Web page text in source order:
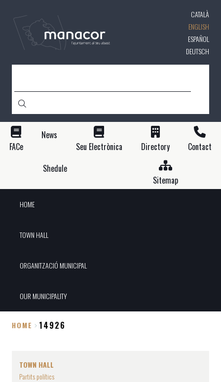
content
CATALÀ
ENGLISH
ESPAÑOL
DEUTSCH
FACe
News
Seu Electrònica
Directory
Contact
Shedule
Sitemap
HOME
TOWN HALL
ORGANITZACIÓ MUNICIPAL
OUR MUNICIPALITY
HOME 14926
TOWN HALL
Partits polítics